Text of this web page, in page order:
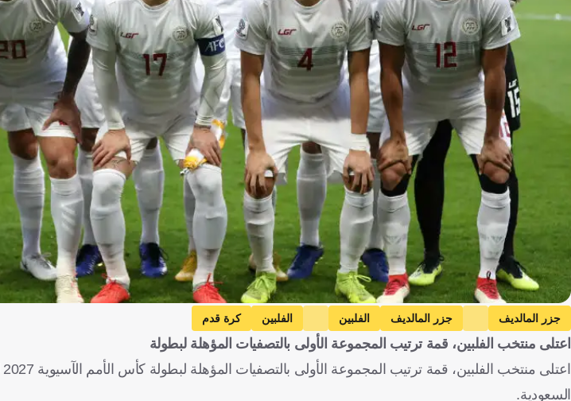
جزر المالديف جزر المالديف الفلبين الفلبين كرة قدم
اعتلى منتخب الفلبين، قمة ترتيب المجموعة الأولى بالتصفيات المؤهلة لبطولة
السعودية.